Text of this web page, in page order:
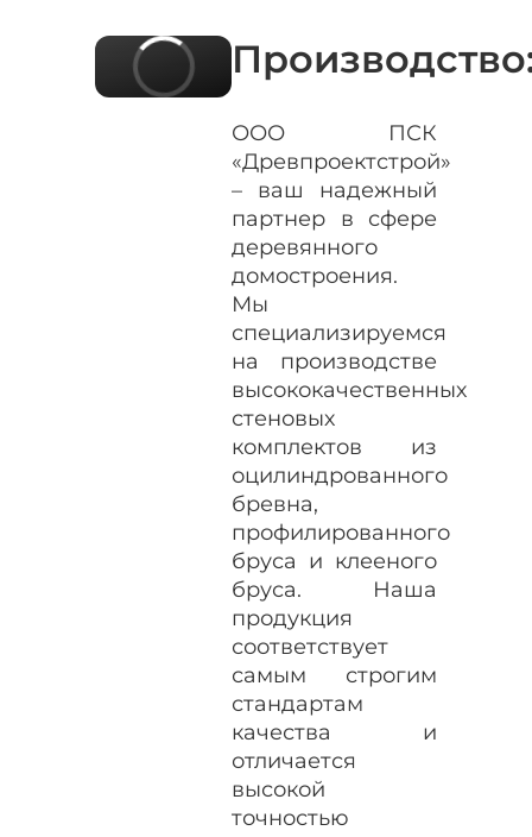
ООО ПСК
«Древпроектстрой»
– ваш надежный
партнер в сфере
деревянного
домостроения.
Мы
специализируемся
на производстве
высококачественных
стеновых
комплектов из
оцилиндрованного
бревна,
профилированного
бруса и клееного
бруса. Наша
продукция
соответствует
самым строгим
стандартам
качества и
отличается
высокой
точностью